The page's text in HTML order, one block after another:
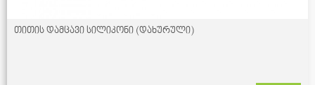
თითის დამცავი სილიკონი (დახურული)